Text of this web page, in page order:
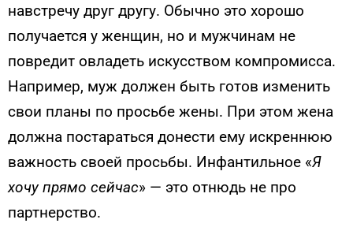
навстречу друг другу. Обычно это хорошо
получается у женщин, но и мужчинам не
повредит овладеть искусством компромисса.
Например, муж должен быть готов изменить
свои планы по просьбе жены. При этом жена
должна постараться донести ему искреннюю
важность своей просьбы. Инфантильное «Я
хочу прямо сейчас» — это отнюдь не про
партнерство.